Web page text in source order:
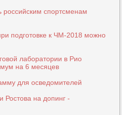
российским спортсменам
подготовке к ЧМ-2018 можно
лаборатории в Рио
на 6 месяцев
для осведомителей
Ростова на допинг -